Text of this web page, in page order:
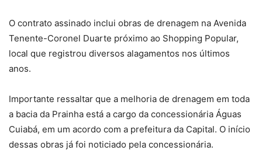
O contrato assinado inclui obras de drenagem na Avenida
Tenente-Coronel Duarte próximo ao Shopping Popular,
local que registrou diversos alagamentos nos últimos
anos.
Importante ressaltar que a melhoria de drenagem em toda
a bacia da Prainha está a cargo da concessionária Águas
Cuiabá, em um acordo com a prefeitura da Capital. O início
dessas obras já foi noticiado pela concessionária.